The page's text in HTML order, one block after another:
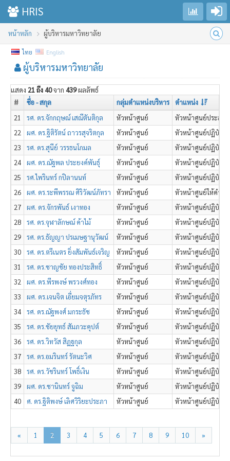
HRIS
Go to login
Toggle sidebar
หน้าหลัก ผู้บริหารมหาวิทยาลัย
ไทย English
ผู้บริหารมหาวิทยาลัย
แสดง 21 ถึง 40จาก 439ผลลัพธ์
#
ชื่อ - สกุล กลุ่มตำแหน่งบริหาร
ตำแหน่ง
21
รศ. ดร.จักกฤษณ์ เสณีตันติกุล หัวหน้าศูนย์
หัวหน้าศูนย์ประสาน
22
ผศ. ดร.ฐิติรัตน์ ถาวรสุจริตกุล หัวหน้าศูนย์
หัวหน้าศูนย์ปฏิบัติกา
23
รศ. ดร.สุนีย์ วรรธนโกมล หัวหน้าศูนย์
หัวหน้าศูนย์ปฏิบัติกา
24
ผศ. ดร.ณัฐพล ประยงค์พันธุ์ หัวหน้าศูนย์
หัวหน้าศูนย์ปฏิบัติก
25
รศ.ไพรินทร์ กปิลานนท์ หัวหน้าศูนย์
หัวหน้าศูนย์ปฏิบัติก
26
ผศ. ดร.ระพีพรรณ ศิริวัฒน์ภัทรา หัวหน้าศูนย์
หัวหน้าศูนย์ให้คำปรึ
27
ผศ. ดร.จักรพันธ์ เงาทอง หัวหน้าศูนย์
หัวหน้าศูนย์ปฏิบัติกา
28
รศ. ดร.จุฬาลักษณ์ ค้าไม้ หัวหน้าศูนย์
หัวหน้าศูนย์ปฏิบัติก
29
รศ. ดร.ธัญญา ปรเมษฐานุวัฒน์ หัวหน้าศูนย์
หัวหน้าศูนย์ปฏิบัติก
30
รศ. ดร.ตรีเนตร ยิ่งสัมพันธ์เจริญ หัวหน้าศูนย์
หัวหน้าศูนย์ปฏิบัติก
31
รศ. ดร.ชาญชัย ทองประสิทธิ์ หัวหน้าศูนย์
หัวหน้าศูนย์ปฏิบัติกา
32
ผศ. ดร.พีรพงษ์ พรวงศ์ทอง หัวหน้าศูนย์
หัวหน้าศูนย์ปฏิบัติกา
33
ผศ. ดร.เจนจิต เอี่ยมจตุรภัทร หัวหน้าศูนย์
หัวหน้าศูนย์ปฏิบัติก
34
รศ. ดร.ณัฐพงศ์ มกระธัช หัวหน้าศูนย์
หัวหน้าศูนย์ปฏิบัติกา
35
รศ. ดร.ชัยยุทธ์ สัมภวะคุปต์ หัวหน้าศูนย์
หัวหน้าศูนย์ปฏิบัติก
36
รศ. ดร.วิทวัส สิฏฐกุล หัวหน้าศูนย์
หัวหน้าศูนย์ปฏิบัติก
37
รศ. ดร.อมรินทร์ รัตนะวิศ หัวหน้าศูนย์
หัวหน้าศูนย์ปฏิบัติกา
38
รศ. ดร.วัชรินทร์ โพธิ์เงิน หัวหน้าศูนย์
หัวหน้าศูนย์ปฏิบัติก
39
ผศ. ดร.ชานินทร์ จูฉิม หัวหน้าศูนย์
หัวหน้าศูนย์ปฏิบัติก
40
ศ. ดร.ฐิติพงษ์ เลิศวิริยะประภา หัวหน้าศูนย์ หัวหน้าศูนย์ปฏิบัติกา
« 1 2 3 4 5 6 7 8 9 10 »